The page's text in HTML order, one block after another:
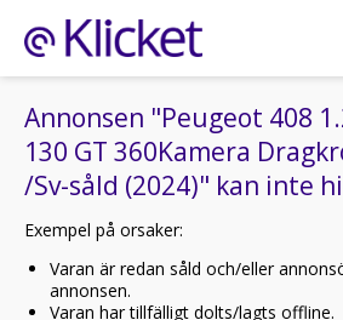
Annonsen "Peugeot 408
130 GT 360Kamera
/Sv-såld (2024)" kan inte
Exempel på orsaker:
Varan är redan såld och/eller
annonsen.
Varan har tillfälligt dolts/lagts offline.